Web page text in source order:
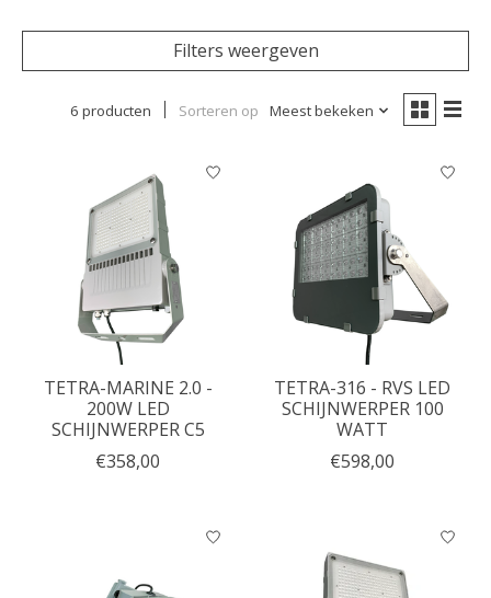
Filters weergeven
6 producten Sorteren op Meest bekeken
TETRA-MARINE 2.0 -
200W LED
SCHIJNWERPER C5
€358,00
TETRA-316 - RVS LED
SCHIJNWERPER 100
WATT
€598,00